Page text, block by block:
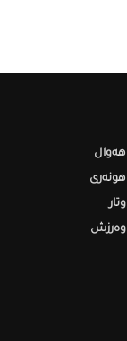
هەواڵ
هونەری
وتار
وەرزش